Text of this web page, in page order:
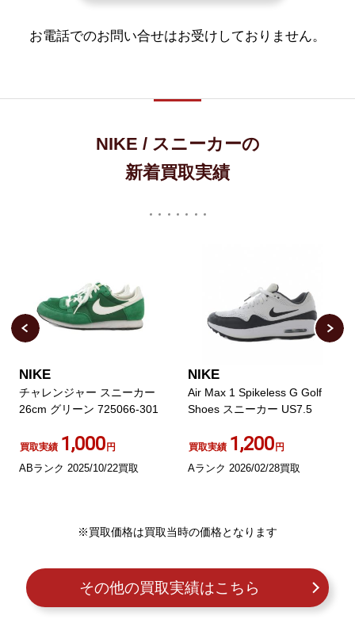
お電話でのお問い合せはお受けしておりません。
NIKE / スニーカーの
新着買取実績
NIKE
チャレンジャー スニーカー
26cm グリーン 725066-301
買取実績 1,000円
ABランク 2025/10/22買取
NIKE
Air Max 1 Spikeless G Golf
Shoes スニーカー US7.5
買取実績 1,200円
Aランク 2026/02/28買取
※買取価格は買取当時の価格となります
その他の買取実績はこちら